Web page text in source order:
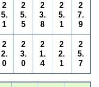
2
5.
1
2
5.
5
2
3.
8
2
5.
1
2
7.
9
2
2.
0
2
3.
0
2
1.
4
2
2.
1
2
5.
7